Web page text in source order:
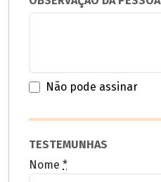
Não pode assinar
TESTEMUNHAS
Nome *